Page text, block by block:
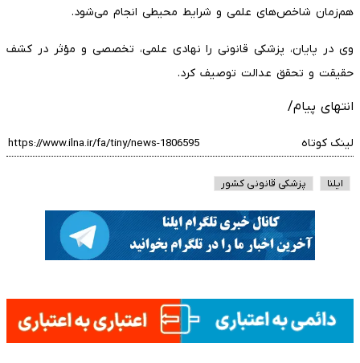
هم‌زمان شاخص‌های علمی و شرایط محیطی انجام می‌شود.
وی در پایان، پزشکی قانونی را نهادی علمی، تخصصی و مؤثر در کشف
حقیقت و تحقق عدالت توصیف کرد.
انتهای پیام/
لینک کوتاه
ایلنا پزشکی قانونی کشور